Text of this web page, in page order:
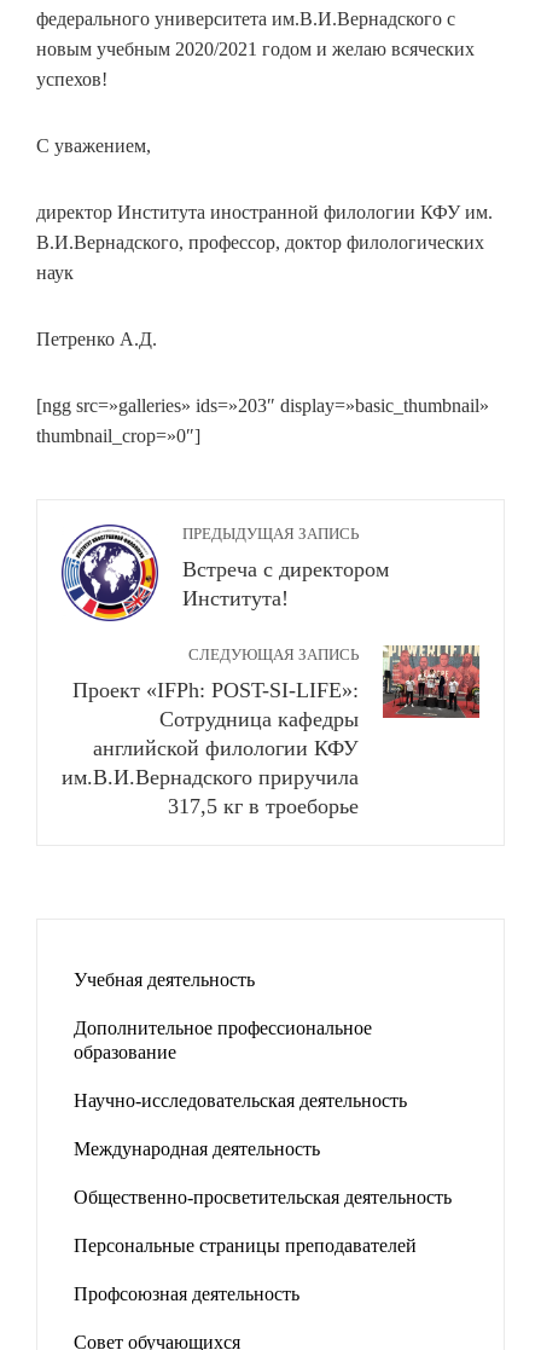
федерального университета им.В.И.Вернадского с
новым учебным 2020/2021 годом и желаю всяческих
успехов!
С уважением,
директор Института иностранной филологии КФУ им.
В.И.Вернадского, профессор, доктор филологических
наук
Петренко А.Д.
[ngg src=»galleries» ids=»203″ display=»basic_thumbnail»
thumbnail_crop=»0″]
ПРЕДЫДУЩАЯ ЗАПИСЬ
Встреча с директором
Института!
СЛЕДУЮЩАЯ ЗАПИСЬ
Проект «IFPh: POST-SI-LIFE»:
Сотрудница кафедры
английской филологии КФУ
им.В.И.Вернадского приручила
317,5 кг в троеборье
Учебная деятельность
Дополнительное профессиональное
образование
Научно-исследовательская деятельность
Международная деятельность
Общественно-просветительская деятельность
Персональные страницы преподавателей
Профсоюзная деятельность
Совет обучающихся